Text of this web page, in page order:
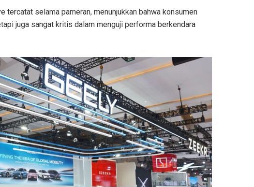
selama pameran, menunjukkan bahwa konsumen
juga sangat kritis dalam menguji performa berkendara